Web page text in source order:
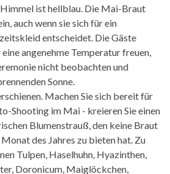
ist hellblau. Die Mai-Braut
auch wenn sie sich für ein
entscheidet. Die Gäste
angenehme Temperatur freuen,
nicht beobachten und
Sonne.
Machen Sie sich bereit für
Shooting im Mai - kreieren Sie einen
Blumenstrauß, den keine Braut
des Jahres zu bieten hat. Zu
Tulpen, Haselhuhn, Hyazinthen,
Doronicum, Maiglöckchen,